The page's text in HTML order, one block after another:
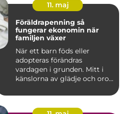
11. maj
Föräldrapenning så
fungerar ekonomin när
familjen växer
När ett barn föds eller
adopteras förändras
vardagen i grunden. Mitt i
känslorna av glädje och oro